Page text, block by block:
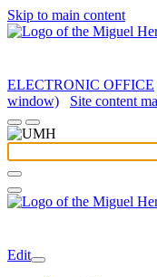
Skip to main content
ELECTRONIC OFFICE
window)
Site content
Edit